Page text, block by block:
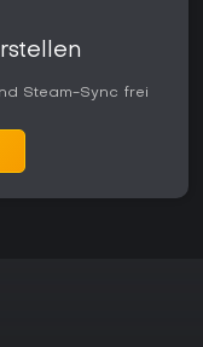
Steam-Sync frei